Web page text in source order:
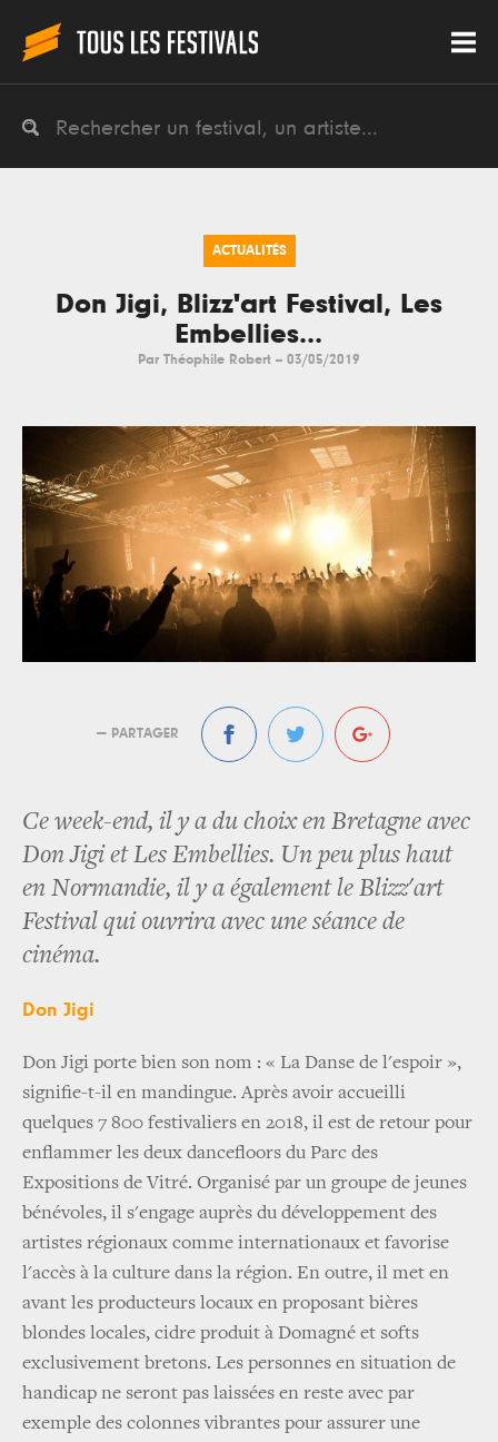
ACTUALITÉS
Don Jigi, Blizz'art Festival, Les
Embellies...
Par Théophile Robert -- 03/05/2019
— PARTAGER
Ce week-end, il y a du choix en Bretagne avec
Don Jigi et Les Embellies. Un peu plus haut
en Normandie, il y a également le Blizz'art
Festival qui ouvrira avec une séance de
cinéma.
Don Jigi
Don Jigi porte bien son nom : « La Danse de l'espoir »,
signifie-t-il en mandingue. Après avoir accueilli
quelques 7 800 festivaliers en 2018, il est de retour pour
enflammer les deux dancefloors du Parc des
Expositions de Vitré. Organisé par un groupe de jeunes
bénévoles, il s'engage auprès du développement des
artistes régionaux comme internationaux et favorise
l'accès à la culture dans la région. En outre, il met en
avant les producteurs locaux en proposant bières
blondes locales, cidre produit à Domagné et softs
exclusivement bretons. Les personnes en situation de
handicap ne seront pas laissées en reste avec par
exemple des colonnes vibrantes pour assurer une